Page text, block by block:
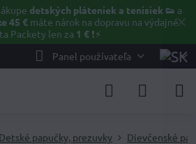
✕
detských pláteniek a tenisiek 👟 a
45 €máte nárok na dopravu na výdajné
Packety len za 1 € ❗⚡️
Panel používateľa
Detské papučky, prezuvky Dievčenské